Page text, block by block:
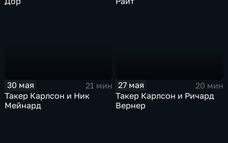
30 мая
21 мин
Такер Карлсон и Ник
Мейнард
27 мая
20 мин
Такер Карлсон и Ричард
Вернер